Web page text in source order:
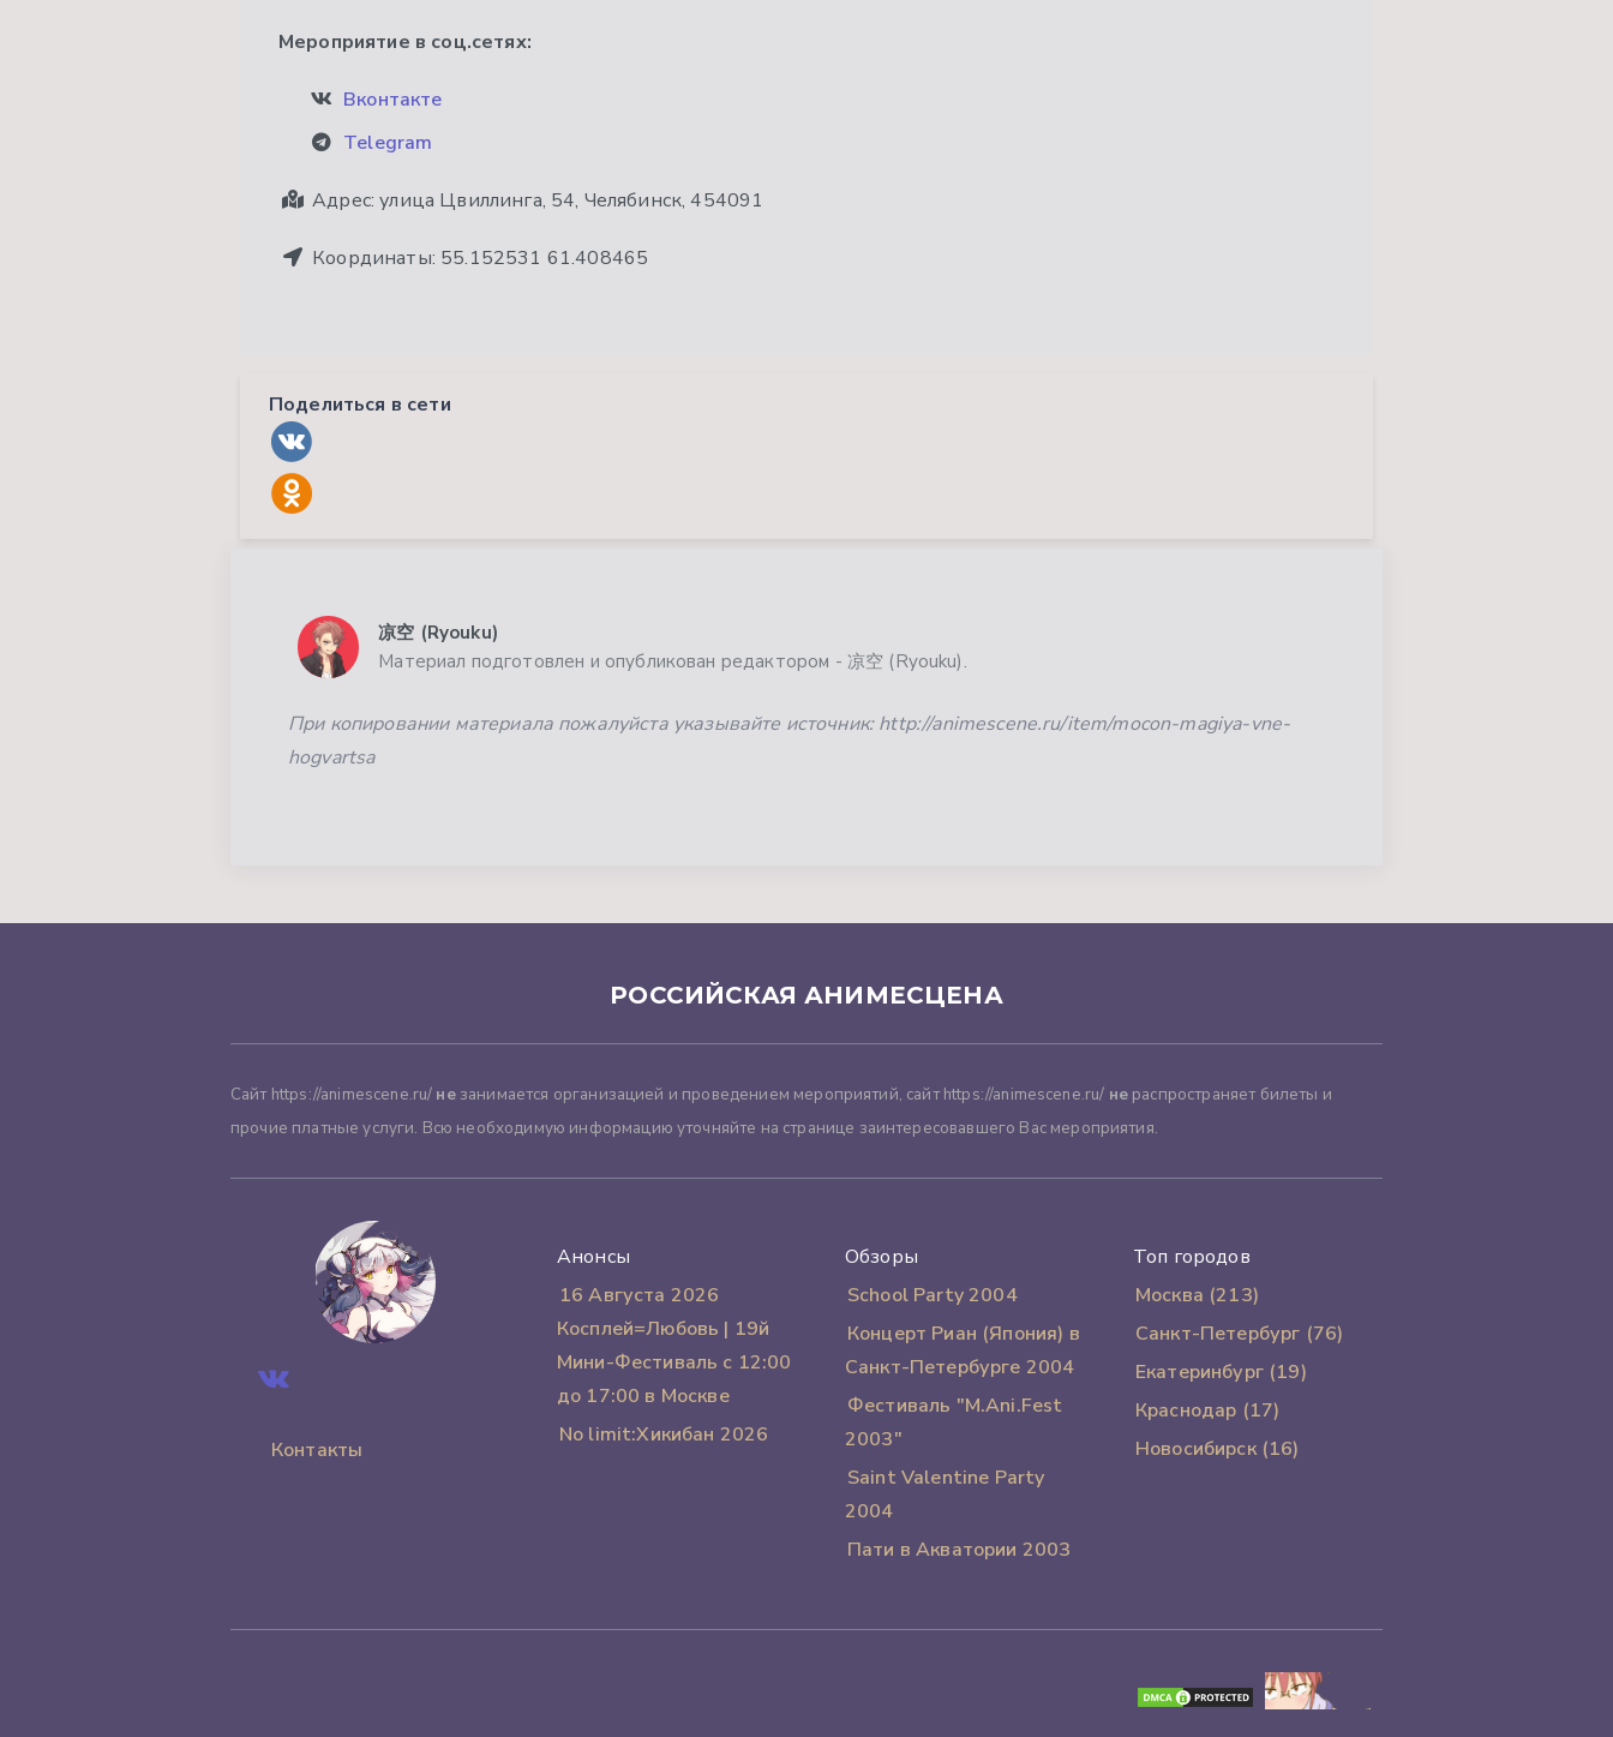
Мероприятие в соц.сетях:
Вконтакте
Telegram
Адрес:улица Цвиллинга, 54, Челябинск, 454091
Координаты: 55.152531 61.408465
Поделиться в сети
凉空 (Ryouku)
Материал подготовлен и опубликован редактором - 凉空 (Ryouku).
При копировании материала пожалуйста указывайте источник: http://animescene.ru/item/mocon-magiya-vne-
hogvartsa
РОССИЙСКАЯ АНИМЕСЦЕНА
Сайт https://animescene.ru/ незанимается организацией и проведением мероприятий, сайт https://animescene.ru/ нераспространяет билеты и
прочие платные услуги. Всю необходимую информацию уточняйте на странице заинтересовавшего Вас мероприятия.
Контакты
Анонсы
16 Августа 2026
Косплей=Любовь | 19й
Мини-Фестиваль с 12:00
до 17:00 в Москве
No limit:Хикибан 2026
Обзоры
School Party 2004
Концерт Риан (Япония) в
Санкт-Петербурге 2004
Фестиваль "M.Ani.Fest
2003"
Saint Valentine Party
2004
Пати в Акватории 2003
Топ городов
Москва (213)
Санкт-Петербург (76)
Екатеринбург (19)
Краснодар (17)
Новосибирск (16)